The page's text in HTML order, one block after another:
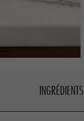
INGRÉDIENTS